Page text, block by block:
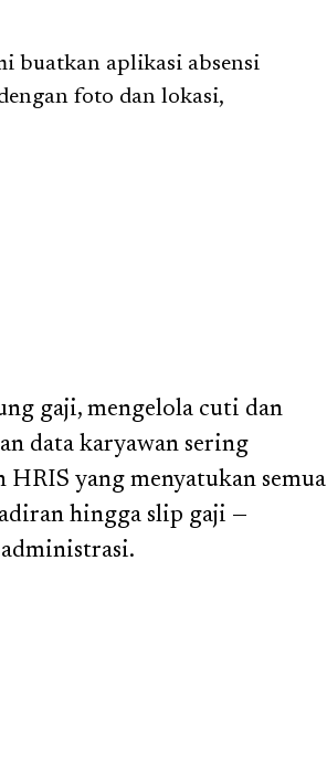
buatkan aplikasi absensi
foto dan lokasi,
gaji, mengelola cuti dan
data karyawan sering
yang menyatukan semua
hingga slip gaji —